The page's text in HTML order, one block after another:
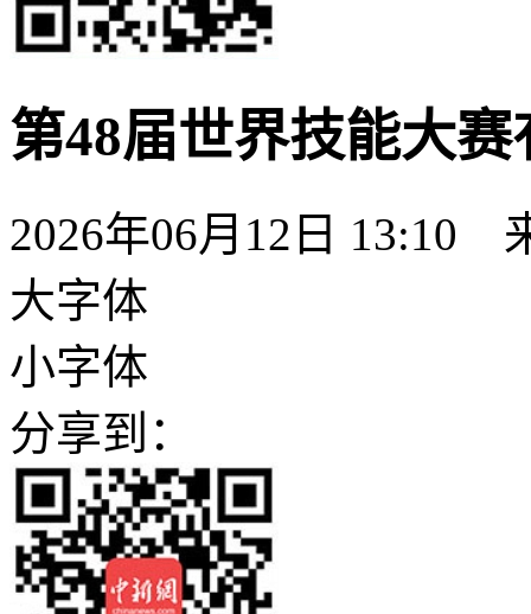
第48届世界技能大
2026年06月12日 13:10
大字体
小字体
分享到：